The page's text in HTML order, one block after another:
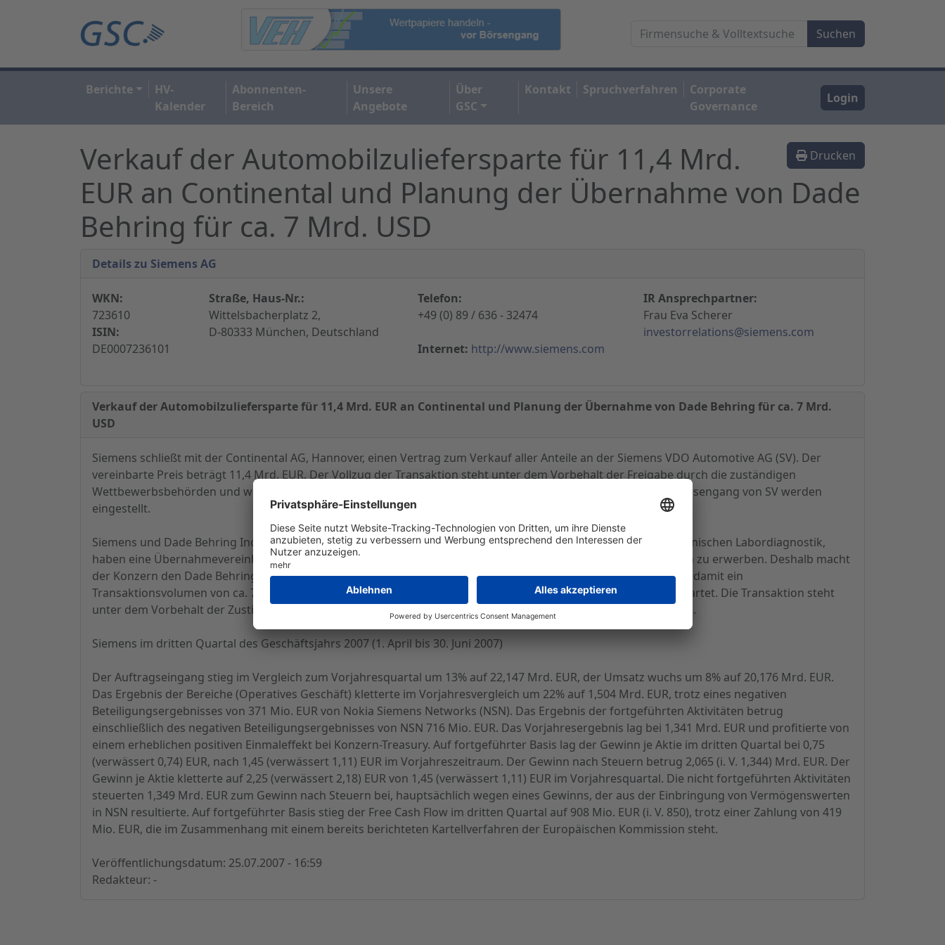
Berichte
HV-
Kalender
Abonnenten-
Bereich
Unsere
Angebote
Über
GSC
Kontakt Spruchverfahren
Corporate
Governance
Login
Drucken
Verkauf der Automobilzuliefersparte für 11,4 Mrd.
EUR an Continental und Planung der Übernahme von Dade
Behring für ca. 7 Mrd. USD
Details zu Siemens AG
WKN:
723610
ISIN:
DE0007236101
Straße, Haus-Nr.:
Wittelsbacherplatz 2,
D-80333 München, Deutschland
Telefon:
+49 (0) 89 / 636 - 32474
Internet: http://www.siemens.com
IR Ansprechpartner:
Frau Eva Scherer
investorrelations@siemens.com
Verkauf der Automobilzuliefersparte für 11,4 Mrd. EUR an Continental und Planung der Übernahme von Dade Behring für ca. 7 Mrd.
USD
Siemens schließt mit der Continental AG, Hannover, einen Vertrag zum Verkauf aller Anteile an der Siemens VDO Automotive AG (SV). Der
vereinbarte Preis beträgt 11,4 Mrd. EUR. Der Vollzug der Transaktion steht unter dem Vorbehalt der Freigabe durch die zuständigen
Wettbewerbsbehörden und wird im laufenden Kalenderjahr erwartet. Die Vorbereitungen für den geplanten Börsengang von SV werden
eingestellt.
Siemens und Dade Behring Inc., Deerfield, Illinois/USA, ein führendes US-amerikanisches Unternehmen in der klinischen Labordiagnostik,
haben eine Übernahmevereinbarung unterzeichnet. Siemens beabsichtigt, alle verfügbaren Dade Behring-Aktien zu erwerben. Deshalb macht
der Konzern den Dade Behring-Aktionären ein Angebot von 77 USD pro Aktie in bar. Die geplante Akquisition hat damit ein
Transaktionsvolumen von ca. 7 Mrd. USD. Das Closing wird für das zweite Quartal des Geschäftsjahres 2008 erwartet. Die Transaktion steht
unter dem Vorbehalt der Zustimmung der zuständigen Behörden und sonstiger üblicher Abschlussbedingungen.
Siemens im dritten Quartal des Geschäftsjahrs 2007 (1. April bis 30. Juni 2007)
Der Auftragseingang stieg im Vergleich zum Vorjahresquartal um 13% auf 22,147 Mrd. EUR, der Umsatz wuchs um 8% auf 20,176 Mrd. EUR.
Das Ergebnis der Bereiche (Operatives Geschäft) kletterte im Vorjahresvergleich um 22% auf 1,504 Mrd. EUR, trotz eines negativen
Beteiligungsergebnisses von 371 Mio. EUR von Nokia Siemens Networks (NSN). Das Ergebnis der fortgeführten Aktivitäten betrug
einschließlich des negativen Beteiligungsergebnisses von NSN 716 Mio. EUR. Das Vorjahresergebnis lag bei 1,341 Mrd. EUR und profitierte von
einem erheblichen positiven Einmaleffekt bei Konzern-Treasury. Auf fortgeführter Basis lag der Gewinn je Aktie im dritten Quartal bei 0,75
(verwässert 0,74) EUR, nach 1,45 (verwässert 1,11) EUR im Vorjahreszeitraum. Der Gewinn nach Steuern betrug 2,065 (i. V. 1,344) Mrd. EUR. Der
Gewinn je Aktie kletterte auf 2,25 (verwässert 2,18) EUR von 1,45 (verwässert 1,11) EUR im Vorjahresquartal. Die nicht fortgeführten Aktivitäten
steuerten 1,349 Mrd. EUR zum Gewinn nach Steuern bei, hauptsächlich wegen eines Gewinns, der aus der Einbringung von Vermögenswerten
in NSN resultierte. Auf fortgeführter Basis stieg der Free Cash Flow im dritten Quartal auf 908 Mio. EUR (i. V. 850), trotz einer Zahlung von 419
Mio. EUR, die im Zusammenhang mit einem bereits berichteten Kartellverfahren der Europäischen Kommission steht.
Veröffentlichungsdatum: 25.07.2007 - 16:59
Redakteur: -